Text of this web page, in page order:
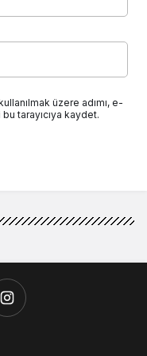
üzere adımı, e-
tarayıcıya kaydet.